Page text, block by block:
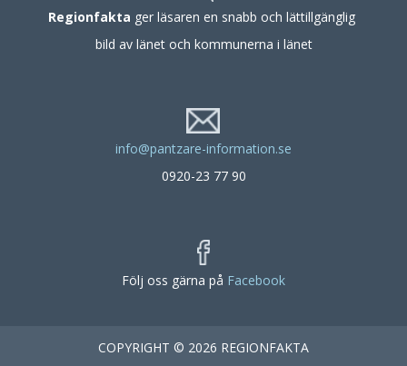
Regionfakta ger läsaren en snabb och lättillgänglig
bild av länet och kommunerna i länet
info@pantzare-information.se
0920-23 77 90
Följ oss gärna på Facebook
COPYRIGHT © 2026 REGIONFAKTA